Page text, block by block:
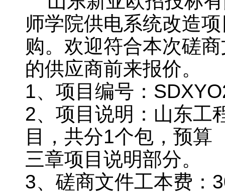
师学院供电系统改造
购。欢迎符合本次磋
的供应商前来报价。
1、项目编号：
2、项目说明：山东工
目，共分1个包，预算
三章项目说明部分。
3、磋商文件工本费：